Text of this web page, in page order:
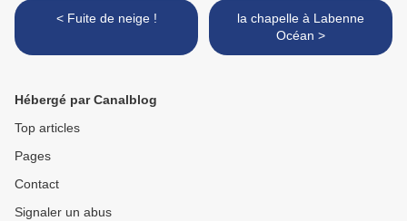
< Fuite de neige !
la chapelle à Labenne
Océan >
Hébergé par Canalblog
Top articles
Pages
Contact
Signaler un abus